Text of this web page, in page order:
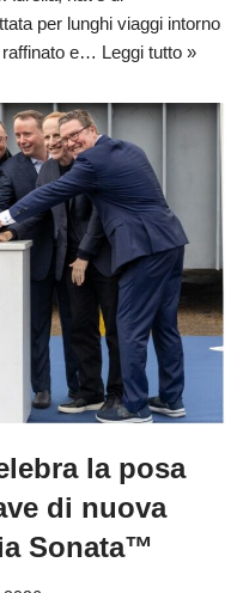
per lunghi viaggi intorno
raffinato e… Leggi tutto »
la posa
di nuova
Sonata™